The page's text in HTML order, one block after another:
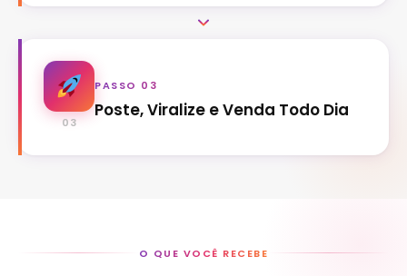
03
PASSO 03
Poste, Viralize e Venda Todo Dia
O QUE VOCÊ RECEBE